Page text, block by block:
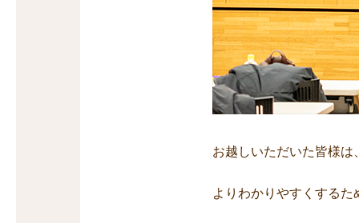
お越しいただいた皆様
よりわかりやすくする